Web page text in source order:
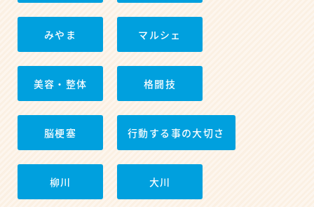
みやま マルシェ
美容・整体 格闘技
脳梗塞 行動する事の大切さ
柳川 大川